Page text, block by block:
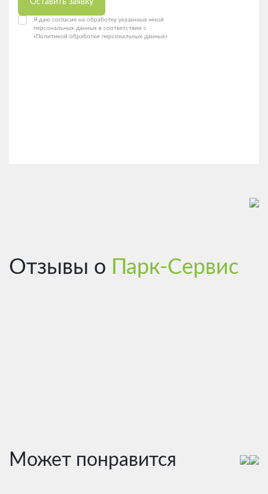
Оставить заявку
Я даю согласие на обработку указанных мной
персональных данных в соответствии с
«Политикой обработки персональных данных»
Отзывы о Парк-Сервис
Может понравится